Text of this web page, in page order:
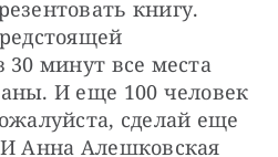
книгу.
30 минут все места
И еще 100 человек
сделай еще
Анна Алешковская